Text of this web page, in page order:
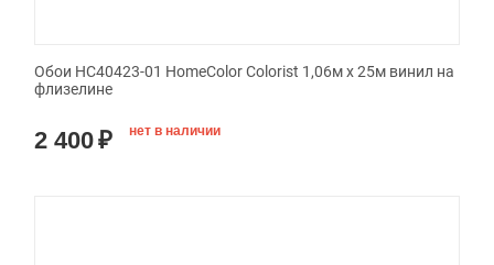
Обои HC40423-01 HomeColor Colorist 1,06м х 25м винил на
флизелине
2 400₽ нет в наличии